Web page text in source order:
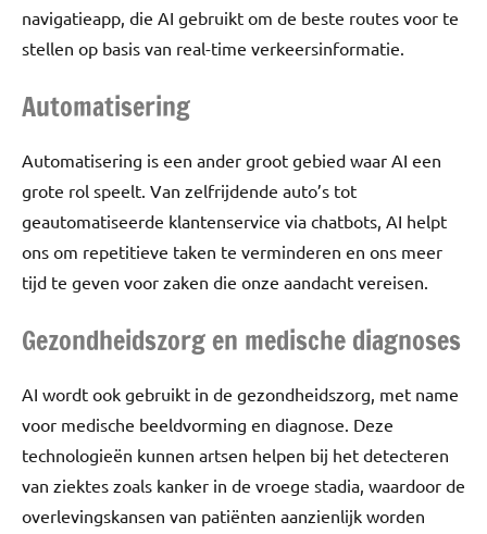
navigatieapp, die AI gebruikt om de beste routes voor te
stellen op basis van real-time verkeersinformatie.
Automatisering
Automatisering is een ander groot gebied waar AI een
grote rol speelt. Van zelfrijdende auto’s tot
geautomatiseerde klantenservice via chatbots, AI helpt
ons om repetitieve taken te verminderen en ons meer
tijd te geven voor zaken die onze aandacht vereisen.
Gezondheidszorg en medische diagnoses
AI wordt ook gebruikt in de gezondheidszorg, met name
voor medische beeldvorming en diagnose. Deze
technologieën kunnen artsen helpen bij het detecteren
van ziektes zoals kanker in de vroege stadia, waardoor de
overlevingskansen van patiënten aanzienlijk worden